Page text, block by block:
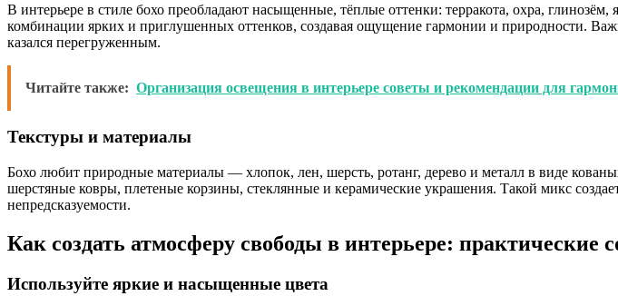
В интерьере в стиле бохо преобладают насыщенные, тёплые оттенки: терракота, охра,
комбинации ярких и приглушенных оттенков, создавая ощущение гармонии и природности.
казался перегруженным.
Читайте также: Организация освещения в интерьере советы и рекомендации для
Текстуры и материалы
Бохо любит природные материалы — хлопок, лен, шерсть, ротанг, дерево и металл в виде
шерстяные ковры, плетеные корзины, стеклянные и керамические украшения. Такой микс
непредсказуемости.
Как создать атмосферу свободы в интерьере: практические
Используйте яркие и насыщенные цвета